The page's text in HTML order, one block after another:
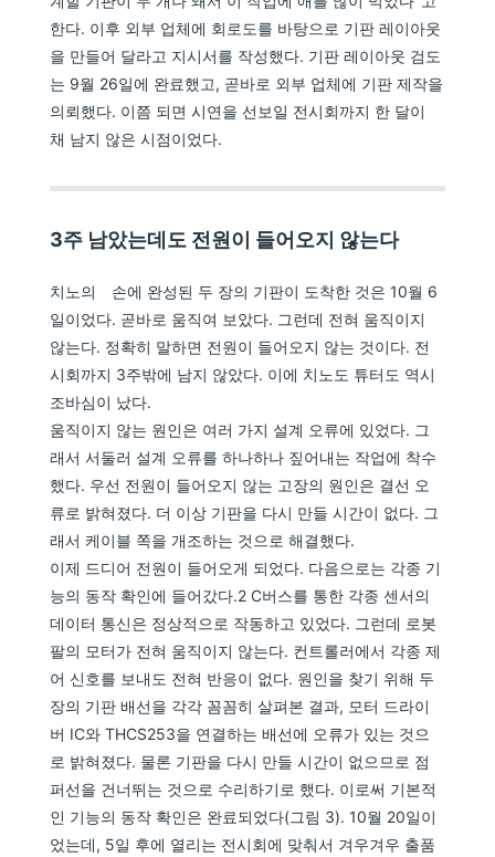
한다. 이후 외부 업체에 회로도를 바탕으로 기판 레이아웃
을 만들어 달라고 지시서를 작성했다. 기판 레이아웃 검도
는 9월 26일에 완료했고, 곧바로 외부 업체에 기판 제작을
의뢰했다. 이쯤 되면 시연을 선보일 전시회까지 한 달이
채 남지 않은 시점이었다.
3주 남았는데도 전원이 들어오지 않는다
치노의 손에 완성된 두 장의 기판이 도착한 것은 10월 6
일이었다. 곧바로 움직여 보았다. 그런데 전혀 움직이지
않는다. 정확히 말하면 전원이 들어오지 않는 것이다. 전
시회까지 3주밖에 남지 않았다. 이에 치노도 튜터도 역시
조바심이 났다.
움직이지 않는 원인은 여러 가지 설계 오류에 있었다. 그
래서 서둘러 설계 오류를 하나하나 짚어내는 작업에 착수
했다. 우선 전원이 들어오지 않는 고장의 원인은 결선 오
류로 밝혀졌다. 더 이상 기판을 다시 만들 시간이 없다. 그
래서 케이블 쪽을 개조하는 것으로 해결했다.
이제 드디어 전원이 들어오게 되었다. 다음으로는 각종 기
능의 동작 확인에 들어갔다.2 C버스를 통한 각종 센서의
데이터 통신은 정상적으로 작동하고 있었다. 그런데 로봇
팔의 모터가 전혀 움직이지 않는다. 컨트롤러에서 각종 제
어 신호를 보내도 전혀 반응이 없다. 원인을 찾기 위해 두
장의 기판 배선을 각각 꼼꼼히 살펴본 결과, 모터 드라이
버 IC와 THCS253을 연결하는 배선에 오류가 있는 것으
로 밝혀졌다. 물론 기판을 다시 만들 시간이 없으므로 점
퍼선을 건너뛰는 것으로 수리하기로 했다. 이로써 기본적
인 기능의 동작 확인은 완료되었다(그림 3). 10월 20일이
었는데, 5일 후에 열리는 전시회에 맞춰서 겨우겨우 출품